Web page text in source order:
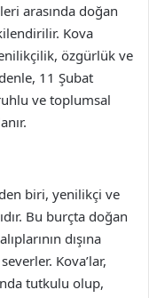
arasında doğan
Kova
özgürlük ve
11 Şubat
ve toplumsal
biri, yenilikçi ve
Bu burçta doğan
dışına
Kova’lar,
tutkulu olup,